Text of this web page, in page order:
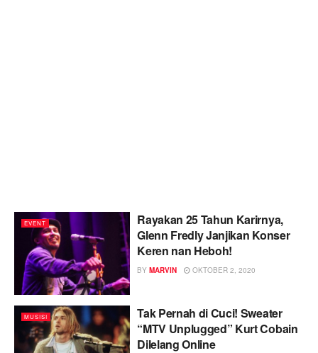
EVENT
Rayakan 25 Tahun Karirnya,
Glenn Fredly Janjikan Konser
Keren nan Heboh!
BY MARVIN OKTOBER 2, 2020
MUSISI
Tak Pernah di Cuci! Sweater
“MTV Unplugged” Kurt Cobain
Dilelang Online